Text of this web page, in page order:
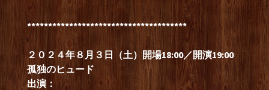
**************************************
２０２４年８月３日（土）開場18:00／開演19:00
孤独のヒュード
出演：